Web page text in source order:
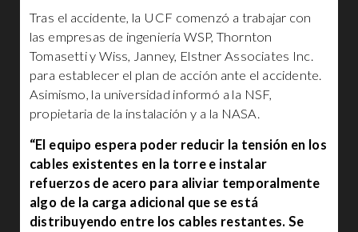
Tras el accidente, la UCF comenzó a trabajar con
las empresas de ingeniería WSP, Thornton
Tomasetti y Wiss, Janney, Elstner Associates Inc.
para establecer el plan de acción ante el accidente.
Asimismo, la universidad informó a la NSF,
propietaria de la instalación y a la NASA.
“El equipo espera poder reducir la tensión en los
cables existentes en la torre e instalar
refuerzos de acero para aliviar temporalmente
algo de la carga adicional que se está
distribuyendo entre los cables restantes. Se